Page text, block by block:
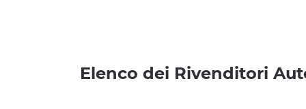
Elenco dei Rivenditori